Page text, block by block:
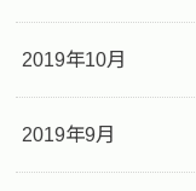
2019年10月
2019年9月